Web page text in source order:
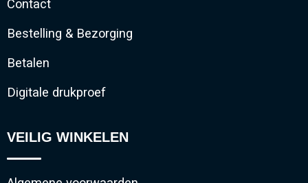
Contact
Bestelling & Bezorging
Betalen
Digitale drukproef
VEILIG WINKELEN